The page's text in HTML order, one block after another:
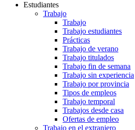
Estudiantes
Trabajo
Trabajo
Trabajo estudiantes
Prácticas
Trabajo de verano
Trabajo titulados
Trabajo fin de semana
Trabajo sin experiencia
Trabajo por provincia
Tipos de empleos
Trabajo temporal
Trabajos desde casa
Ofertas de empleo
Trabajo en el extranjero